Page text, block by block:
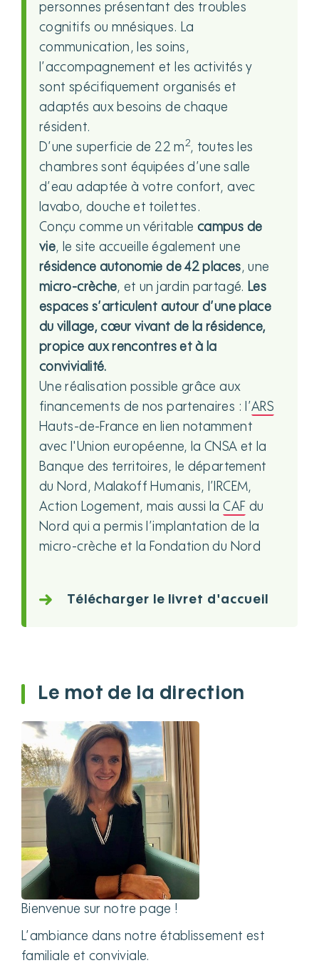
personnes présentant des troubles
cognitifs ou mnésiques. La
communication, les soins,
l’accompagnement et les activités y
sont spécifiquement organisés et
adaptés aux besoins de chaque
résident.
D’une superficie de 22 m2, toutes les
chambres sont équipées d’une salle
d’eau adaptée à votre confort, avec
lavabo, douche et toilettes.
Conçu comme un véritable campus de
vie, le site accueille également une
résidence autonomie de 42 places, une
micro-crèche, et un jardin partagé. Les
espaces s’articulent autour d’une place
du village, cœur vivant de la résidence,
propice aux rencontres et à la
convivialité.
Une réalisation possible grâce aux
financements de nos partenaires : l’ARS
Hauts-de-France en lien notamment
avec l'Union européenne, la CNSA et la
Banque des territoires, le département
du Nord, Malakoff Humanis, l’IRCEM,
Action Logement, mais aussi laCAF du
Nord qui a permis l’implantation de la
micro-crèche et la Fondation du Nord
Télécharger le livret d'accueil
Le mot de la direction
Bienvenue sur notre page !
L’ambiance dans notre établissement est
familiale et conviviale.